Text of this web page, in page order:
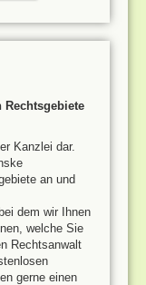
Rechtsgebiete
Kanzlei dar.
an und
dem wir Ihnen
welche Sie
Rechtsanwalt
gerne einen